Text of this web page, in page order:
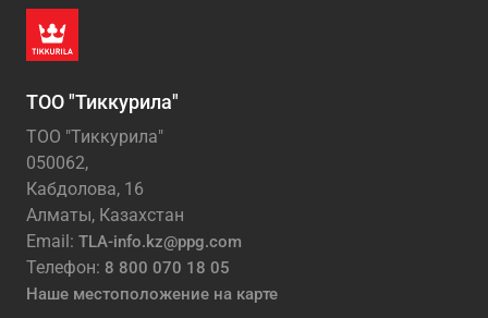
ТОО "Тиккурила"
ТОО "Тиккурила"
050062,
Кабдолова, 16
Алматы, Казахстан
Email: TLA-info.kz@ppg.com
Телефон: 8 800 070 18 05
Наше местоположение на карте